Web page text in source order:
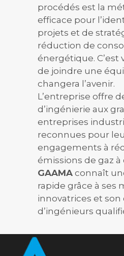
procédés est la
efficace pour
projets et de
réduction de
énergétique. C’est
de joindre une
changera l’avenir.
L’entreprise offre
d’ingénierie aux
entreprises
reconnues pour
engagements à
émissions de gaz à
GAAMA connaît
rapide grâce à ses
innovatrices et son
d’ingénieurs